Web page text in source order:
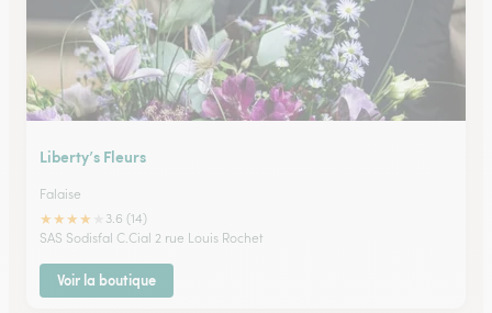
Liberty’s Fleurs
Falaise
★★★★
3.6 (14)
SAS Sodisfal C.Cial 2 rue Louis Rochet
Voir la boutique